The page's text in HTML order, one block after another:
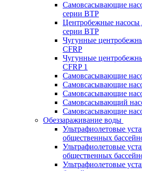
Самовсасывающие
серии BTP
Центробежные насосы
серии BTP
Чугунные
CFRP
Чугунные
CFRP 1
Самовсасывающие
Самовсасывающие
Самовсасывающие
Самовсасывающий
Самовсасывающие
Обеззараживание воды
Ультрафиолетовые
общественных
Ультрафиолетовые
общественных
Ультрафиолетовые